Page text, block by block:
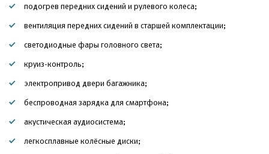
подогрев передних сидений и рулевого колеса;
вентиляция передних сидений в старшей комплектации;
светодиодные фары головного света;
круиз-контроль;
электропривод двери багажника;
беспроводная зарядка для смартфона;
акустическая аудиосистема;
легкосплавные колёсные диски;